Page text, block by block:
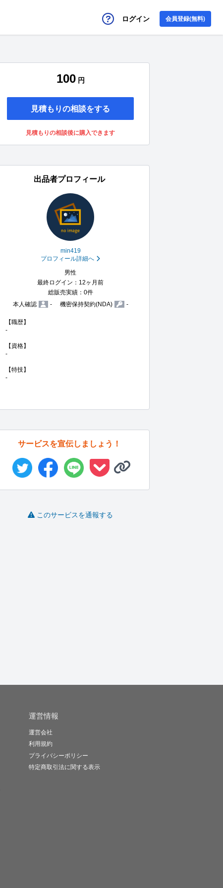
ログイン 会員登録(無料)
100 円
見積もりの相談をする
見積もりの相談後に購入できます
出品者プロフィール
min419
プロフィール詳細へ
男性
最終ログイン：12ヶ月前
総販売実績：0件
本人確認
- 機密保持契約(NDA) -
【職歴】
-
【資格】
-
【特技】
-
サービスを宣伝しましょう！
このサービスを通報する
運営情報
運営会社
利用規約
プライバシーポリシー
特定商取引法に関する表示